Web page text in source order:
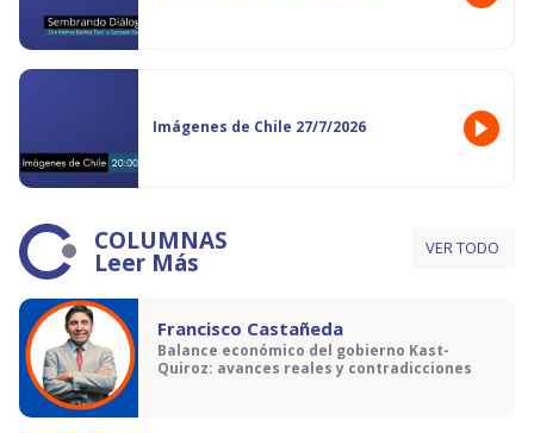
Imágenes de Chile 27/7/2026
COLUMNAS
Leer Más VER TODO
Francisco Castañeda
Balance económico del gobierno Kast-
Quiroz: avances reales y contradicciones